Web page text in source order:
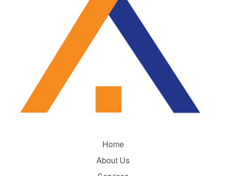
Home
About Us